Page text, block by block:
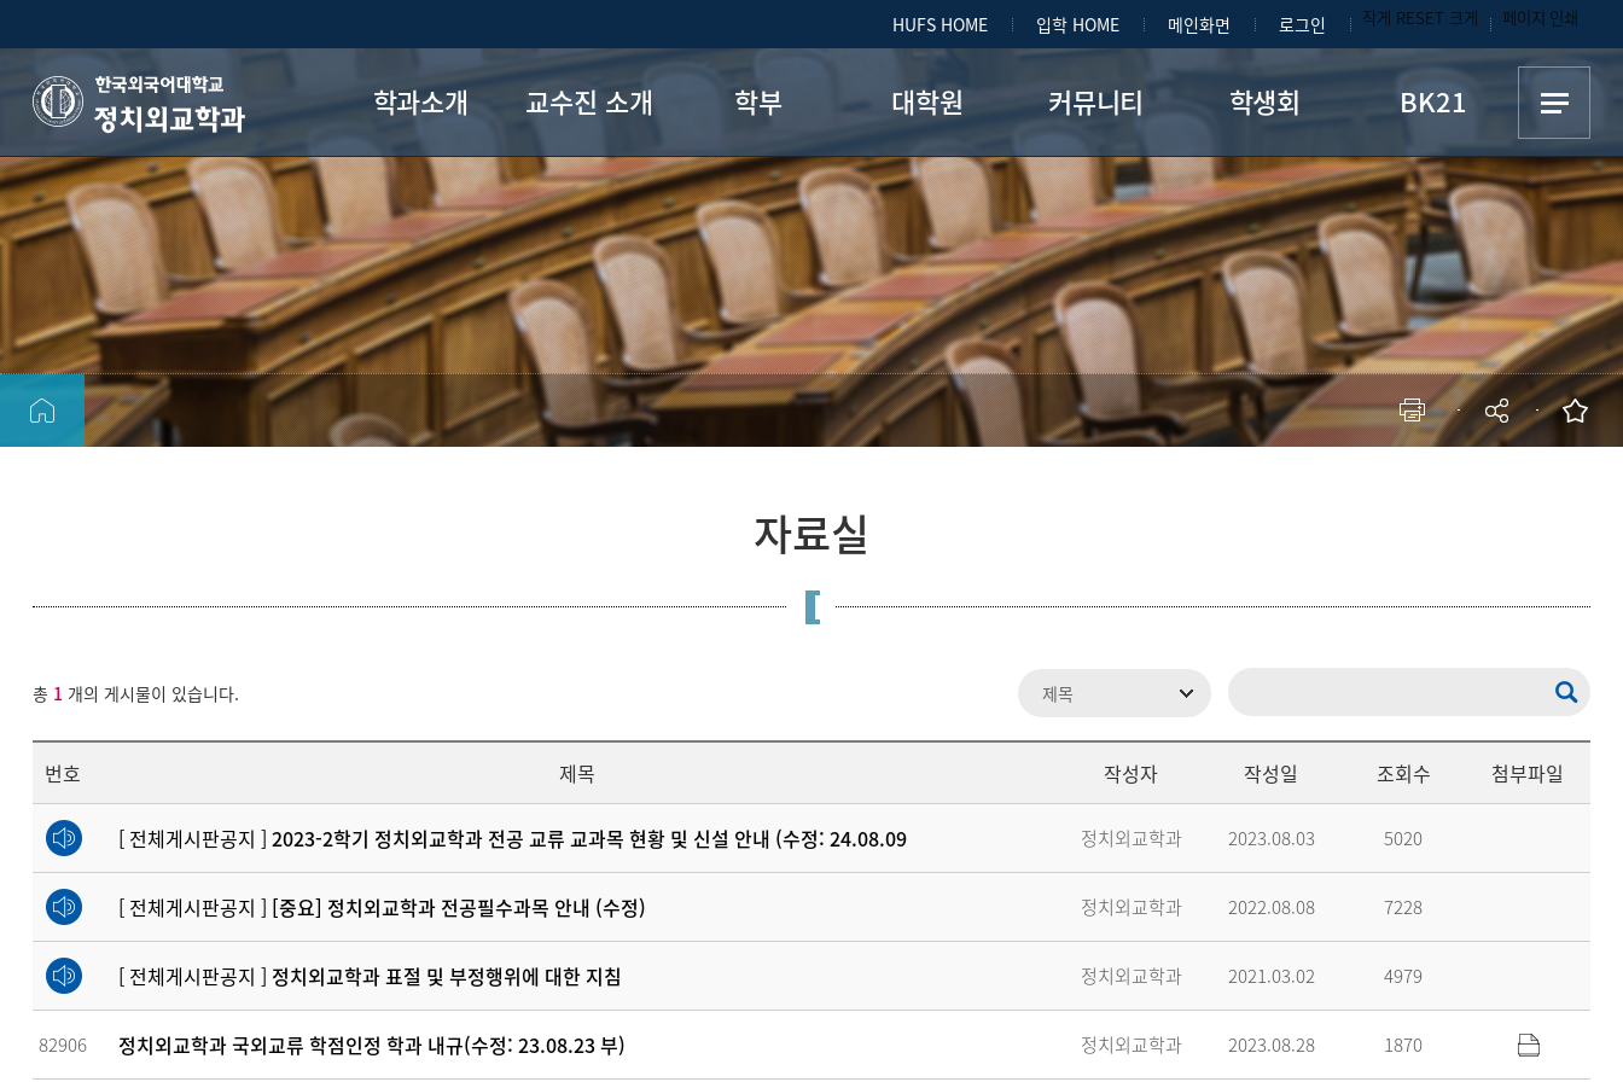
HUFS HOME 입학 HOME 메인화면 로그인 작게 RESET 크게 페이지 인쇄
정치외교학과 학과소개
학과 연혁
학과 목표
교육과정
전공로드맵
오시는 길
교수진 소개
교수진
명예교수진
BK교수
학부
공지사항
학사일정
강철은 동문 장학금
장학제도
졸업요건
대학원
학과소개
전공별 교과과정
종합시험과목
대학원 게시판
커뮤니티
자료실
특강/공모전/인턴십
사진첩
학생회
학생회 SNS
학생회 공지
BK21
메뉴추가
자료실
총 1 개의 게시물이 있습니다.
번호 제목 작성자 작성일 조회수 첨부파일
[ 전체게시판공지 ] 2023-2학기 정치외교학과 전공 교류 교과목 현황 및 신설 안내 (수정: 24.08.09 정치외교학과 2023.08.03 5020
[ 전체게시판공지 ] [중요] 정치외교학과 전공필수과목 안내 (수정) 정치외교학과 2022.08.08 7228
[ 전체게시판공지 ] 정치외교학과 표절 및 부정행위에 대한 지침 정치외교학과 2021.03.02 4979
82906 정치외교학과 국외교류 학점인정 학과 내규(수정: 23.08.23 부) 정치외교학과 2023.08.28 1870